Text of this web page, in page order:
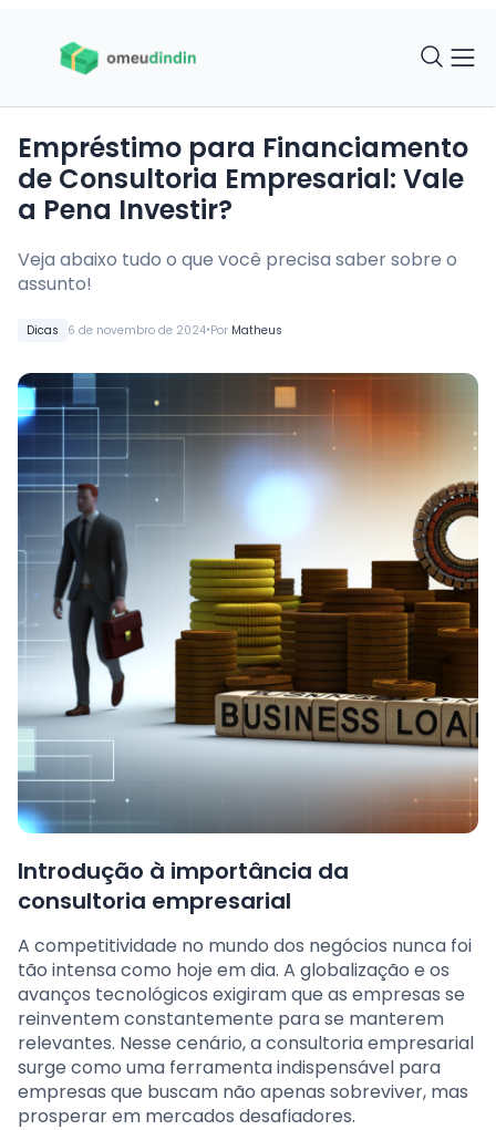
Dicas 6 de novembro de 2024•Por Matheus
Empréstimo para Financiamento
de Consultoria Empresarial: Vale
a Pena Investir?
Veja abaixo tudo o que você precisa saber sobre o
assunto!
Introdução à importância da
consultoria empresarial
A competitividade no mundo dos negócios nunca foi
tão intensa como hoje em dia. A globalização e os
avanços tecnológicos exigiram que as empresas se
reinventem constantemente para se manterem
relevantes. Nesse cenário, a consultoria empresarial
surge como uma ferramenta indispensável para
empresas que buscam não apenas sobreviver, mas
prosperar em mercados desafiadores.